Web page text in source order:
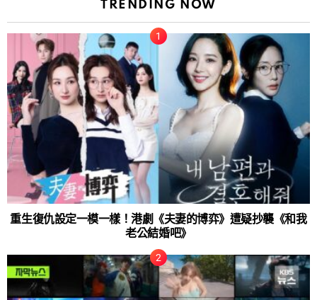
TRENDING NOW
重生復仇設定一模一樣！港劇《夫妻的博弈》遭疑抄襲《和我
老公結婚吧》